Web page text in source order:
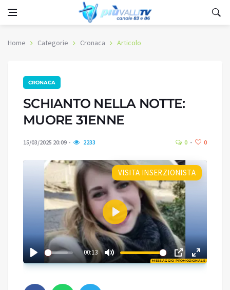
Home Categorie Cronaca Articolo
CRONACA
SCHIANTO NELLA NOTTE:
MUORE 31ENNE
15/03/2025 20:09 2233 0 0
MESSAGGIO PROMOZIONALE
VISITA INSERZIONISTA
00:13
Play
01:32